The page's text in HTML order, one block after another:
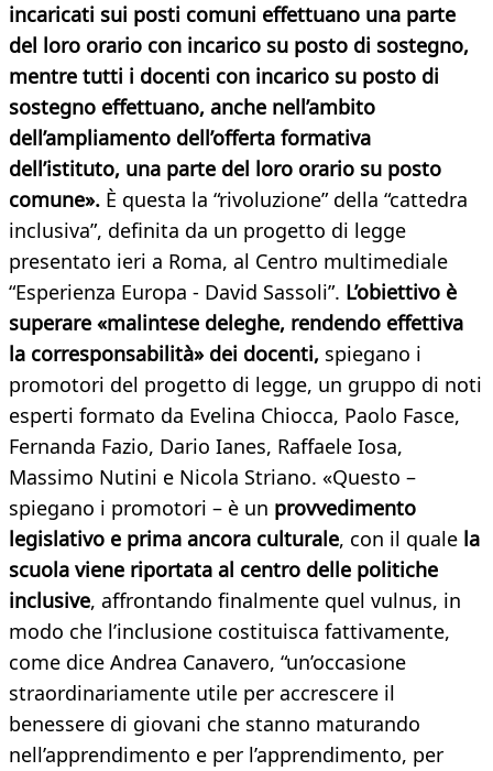
incaricati sui posti comuni effettuano una parte
del loro orario con incarico su posto di sostegno,
mentre tutti i docenti con incarico su posto di
sostegno effettuano, anche nell’ambito
dell’ampliamento dell’offerta formativa
dell’istituto, una parte del loro orario su posto
comune». È questa la “rivoluzione” della “cattedra
inclusiva”, definita da un progetto di legge
presentato ieri a Roma, al Centro multimediale
“Esperienza Europa - David Sassoli”. L’obiettivo è
superare «malintese deleghe, rendendo effettiva
la corresponsabilità» dei docenti, spiegano i
promotori del progetto di legge, un gruppo di noti
esperti formato da Evelina Chiocca, Paolo Fasce,
Fernanda Fazio, Dario Ianes, Raffaele Iosa,
Massimo Nutini e Nicola Striano. «Questo –
spiegano i promotori – è un provvedimento
legislativo e prima ancora culturale, con il quale la
scuola viene riportata al centro delle politiche
inclusive, affrontando finalmente quel vulnus, in
modo che l’inclusione costituisca fattivamente,
come dice Andrea Canavero, “un’occasione
straordinariamente utile per accrescere il
benessere di giovani che stanno maturando
nell’apprendimento e per l’apprendimento, per